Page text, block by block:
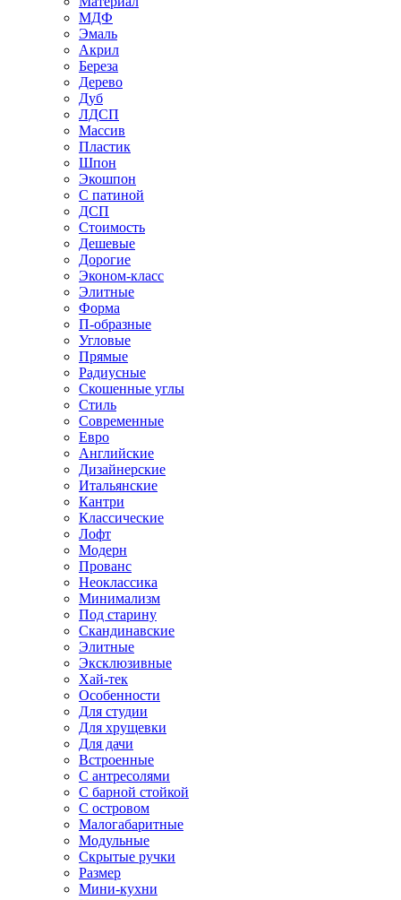
МДФ
Эмаль
Акрил
Береза
Дерево
Дуб
ЛДСП
Массив
Пластик
Шпон
Экошпон
С патиной
ДСП
Стоимость
Дешевые
Дорогие
Эконом-класс
Элитные
Форма
П-образные
Угловые
Прямые
Радиусные
Скошенные углы
Стиль
Современные
Евро
Английские
Дизайнерские
Итальянские
Кантри
Классические
Лофт
Модерн
Прованс
Неоклассика
Минимализм
Под старину
Скандинавские
Элитные
Эксклюзивные
Хай-тек
Особенности
Для студии
Для хрущевки
Для дачи
Встроенные
С антресолями
С барной стойкой
С островом
Малогабаритные
Модульные
Скрытые ручки
Размер
Мини-кухни